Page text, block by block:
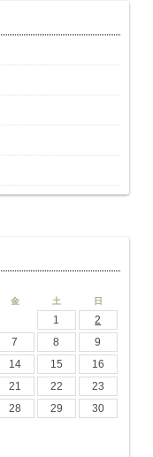
金 土 日
1
2
7 8
9
14 15
16
21 22
23
28 29
30